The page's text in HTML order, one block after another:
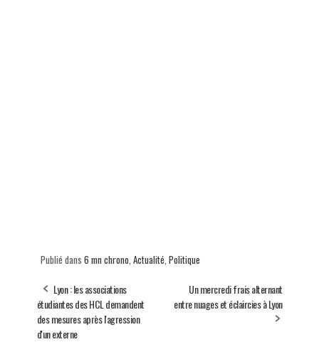
Publié dans 6 mn chrono Actualité Politique
Lyon : les associations
étudiantes des HCL demandent
des mesures après l'agression
d'un externe
Un mercredi frais alternant
entre nuages et éclaircies à Lyon